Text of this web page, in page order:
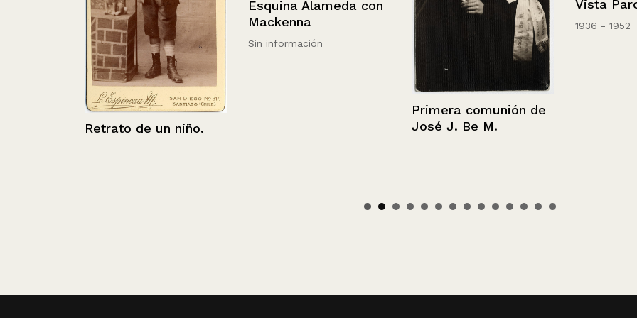
Retrato de un niño.
Esquina Alameda con
Mackenna
Sin información
Primera comunión de
José J. Be M.
Vista Parcial
1936 - 1952